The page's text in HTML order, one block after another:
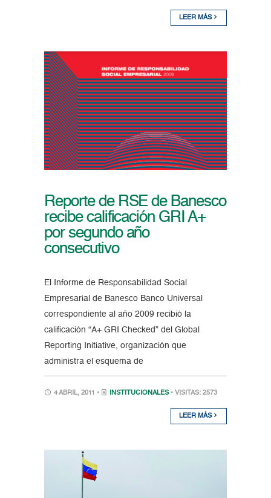
LEER MÁS
Reporte de RSE de Banesco
recibe calificación GRI A+
por segundo año
consecutivo
El Informe de Responsabilidad Social
Empresarial de Banesco Banco Universal
correspondiente al año 2009 recibió la
calificación “A+ GRI Checked” del Global
Reporting Initiative, organización que
administra el esquema de
4 ABRIL, 2011 • INSTITUCIONALES • VISITAS: 2573
LEER MÁS